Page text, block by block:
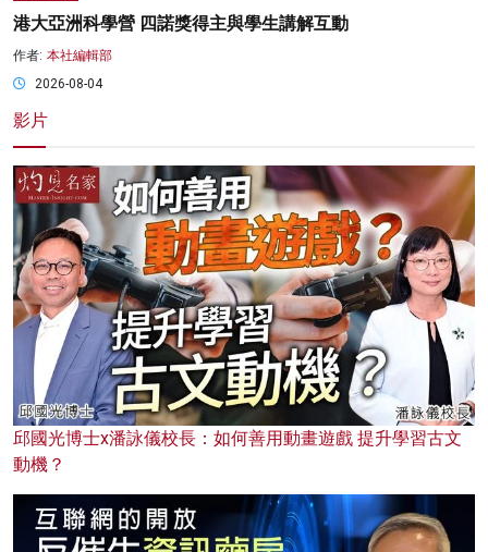
港大亞洲科學營 四諾獎得主與學生講解互動
作者: 本社編輯部
2026-08-04
影片
邱國光博士x潘詠儀校長：如何善用動畫遊戲 提升學習古文
動機？